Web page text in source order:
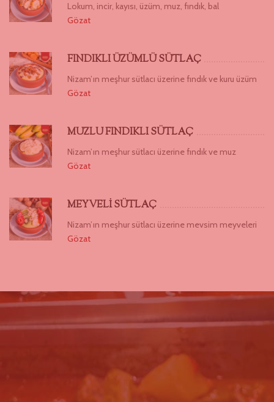
Lokum, incir, kayısı, üzüm, muz, fındık, bal
Gözat
FINDIKLI ÜZÜMLÜ SÜTLAÇ
Nizam’ın meşhur sütlacı üzerine fındık ve kuru üzüm
Gözat
MUZLU FINDIKLI SÜTLAÇ
Nizam’ın meşhur sütlacı üzerine fındık ve muz
Gözat
MEYVELİ SÜTLAÇ
Nizam’ın meşhur sütlacı üzerine mevsim meyveleri
Gözat